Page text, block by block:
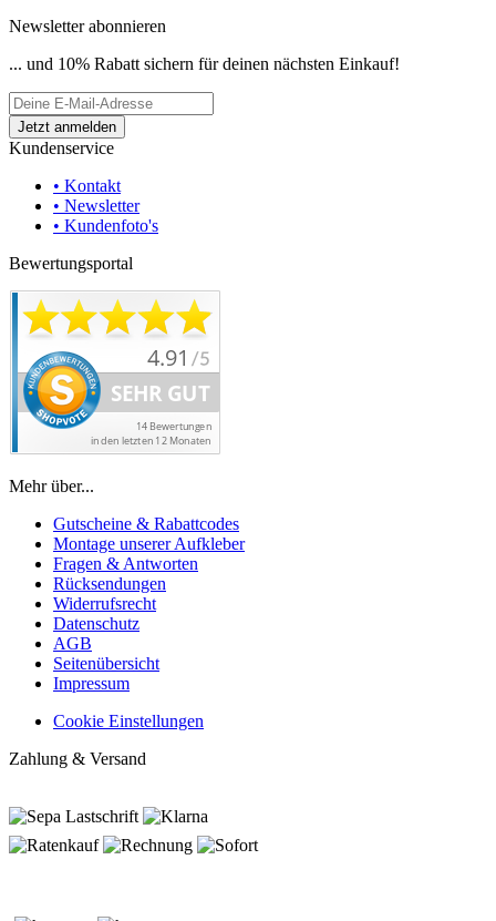
Newsletter abonnieren
... und 10% Rabatt sichern für deinen nächsten Einkauf!
Kundenservice
• Kontakt
• Newsletter
• Kundenfoto's
Bewertungsportal
Mehr über...
Gutscheine & Rabattcodes
Montage unserer Aufkleber
Fragen & Antworten
Rücksendungen
Widerrufsrecht
Datenschutz
AGB
Seitenübersicht
Impressum
Cookie Einstellungen
Zahlung & Versand